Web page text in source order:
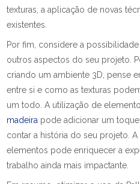
texturas, a aplicação de novas
existentes.
Por fim, considere a
outros aspectos do seu projeto.
criando um ambiente 3D, pense
entre si e como as texturas
um todo. A utilização de
madeira pode adicionar um
contar a história do seu projeto.
elementos pode enriquecer a
trabalho ainda mais impactante.